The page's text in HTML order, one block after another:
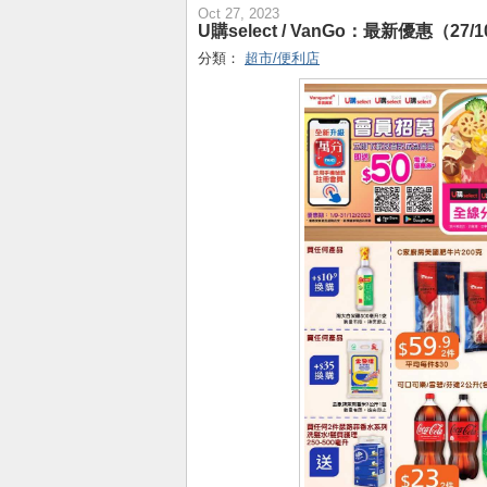
Oct 27, 2023
U購select / VanGo：最新優惠（27/
分類： 超市/便利店